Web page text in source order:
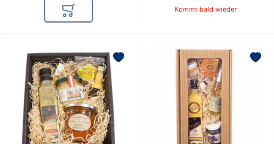
In den Warenkorb
Kommt bald wieder